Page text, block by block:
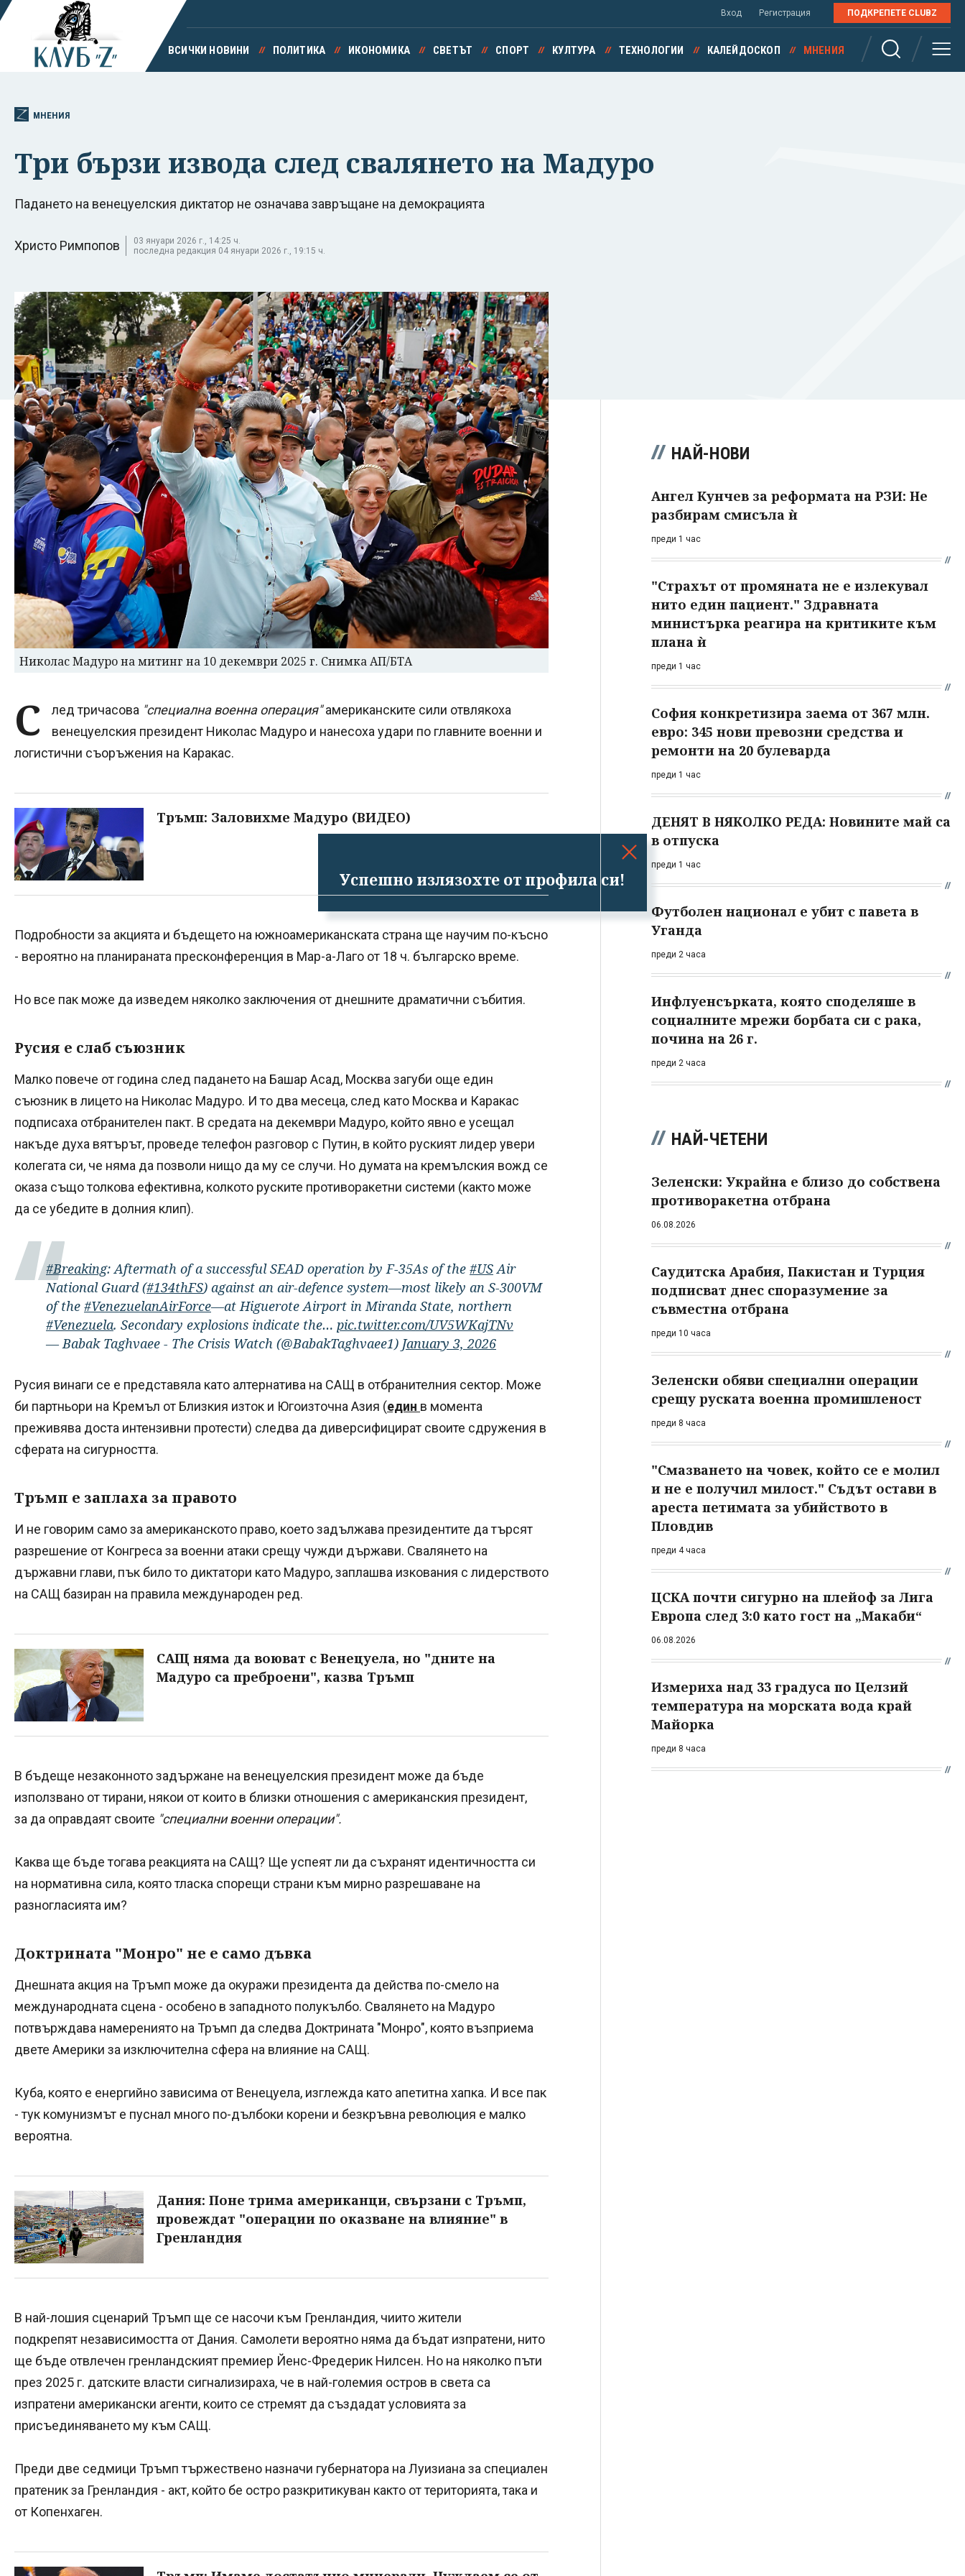
Успешно излязохте от профила си!
Вход Регистрация ПОДКРЕПЕТЕ CLUBZ
ВСИЧКИ НОВИНИ ПОЛИТИКА ИКОНОМИКА СВЕТЪТ СПОРТ КУЛТУРА ТЕХНОЛОГИИ КАЛЕЙДОСКОП МНЕНИЯ
МНЕНИЯ
Три бързи извода след свалянето на Мадуро
Падането на венецуелския диктатор не означава завръщане на демокрацията
Христо Римпопов
03 януари 2026 г., 14:25 ч.
последна редакция 04 януари 2026 г., 19:15 ч.
Николас Мадуро на митинг на 10 декември 2025 г. Снимка АП/БТА
С лед тричасова "специална военна операция"американските сили отвлякоха
венецуелския президент Николас Мадуро и нанесоха удари по главните военни и
логистични съоръжения на Каракас.
Тръмп: Заловихме Мадуро (ВИДЕО)
Подробности за акцията и бъдещето на южноамериканската страна ще научим по-късно
- вероятно на планираната пресконференция в Мар-а-Лаго от 18 ч. българско време.
Но все пак може да изведем няколко заключения от днешните драматични събития.
Русия е слаб съюзник
Малко повече от година след падането на Башар Асад, Москва загуби още един
съюзник в лицето на Николас Мадуро. И то два месеца, след като Москва и Каракас
подписаха отбранителен пакт. В средата на декември Мадуро, който явно е усещал
накъде духа вятърът, проведе телефон разговор с Путин, в който руският лидер увери
колегата си, че няма да позволи нищо да му се случи. Но думата на кремълския вожд се
оказа също толкова ефективна, колкото руските противоракетни системи (както може
да се убедите в долния клип).
#Breaking: Aftermath of a successful SEAD operation by F-35As of the #US Air
National Guard (#134thFS) against an air-defence system—most likely an S-300VM
of the #VenezuelanAirForce—at Higuerote Airport in Miranda State, northern
#Venezuela. Secondary explosions indicate the… pic.twitter.com/UV5WKajTNv
— Babak Taghvaee - The Crisis Watch (@BabakTaghvaee1) January 3, 2026
Русия винаги се е представяла като алтернатива на САЩ в отбранителния сектор. Може
би партньори на Кремъл от Близкия изток и Югоизточна Азия (един в момента
преживява доста интензивни протести) следва да диверсифицират своите сдружения в
сферата на сигурността.
Тръмп е заплаха за правото
И не говорим само за американското право, което задължава президентите да търсят
разрешение от Конгреса за военни атаки срещу чужди държави. Свалянето на
държавни глави, пък било то диктатори като Мадуро, заплашва изкования с лидерството
на САЩ базиран на правила международен ред.
САЩ няма да воюват с Венецуела, но "дните на
Мадуро са преброени", казва Тръмп
В бъдеще незаконното задържане на венецуелския президент може да бъде
използвано от тирани, някои от които в близки отношения с американския президент,
за да оправдаят своите "специални военни операции".
Каква ще бъде тогава реакцията на САЩ? Ще успеят ли да съхранят идентичността си
на нормативна сила, която тласка спорещи страни към мирно разрешаване на
разногласията им?
Доктрината "Монро" не е само дъвка
Днешната акция на Тръмп може да окуражи президента да действа по-смело на
международната сцена - особено в западното полукълбо. Свалянето на Мадуро
потвърждава намерениято на Тръмп да следва Доктрината "Монро", която възприема
двете Америки за изключителна сфера на влияние на САЩ.
Куба, която е енергийно зависима от Венецуела, изглежда като апетитна хапка. И все пак
- тук комунизмът е пуснал много по-дълбоки корени и безкръвна революция е малко
вероятна.
Дания: Поне трима американци, свързани с Тръмп,
провеждат "операции по оказване на влияние" в
Гренландия
В най-лошия сценарий Тръмп ще се насочи към Гренландия, чиито жители
подкрепят независимостта от Дания. Самолети вероятно няма да бъдат изпратени, нито
ще бъде отвлечен гренландският премиер Йенс-Фредерик Нилсен. Но на няколко пъти
през 2025 г. датските власти сигнализираха, че в най-големия остров в света са
изпратени американски агенти, които се стремят да създадат условията за
присъединяването му към САЩ.
Преди две седмици Тръмп тържествено назначи губернатора на Луизиана за специален
пратеник за Гренландия - акт, който бе остро разкритикуван както от територията, така и
от Копенхаген.
НАЙ-НОВИ
Ангел Кунчев за реформата на РЗИ: Не
разбирам смисъла ѝ
преди 1 час
"Страхът от промяната не е излекувал
нито един пациент." Здравната
министърка реагира на критиките към
плана ѝ
преди 1 час
София конкретизира заема от 367 млн.
евро: 345 нови превозни средства и
ремонти на 20 булеварда
преди 1 час
ДЕНЯТ В НЯКОЛКО РЕДА: Новините май са
в отпуска
преди 1 час
Футболен национал е убит с павета в
Уганда
преди 2 часа
Инфлуенсърката, която споделяше в
социалните мрежи борбата си с рака,
почина на 26 г.
преди 2 часа
НАЙ-ЧЕТЕНИ
Зеленски: Украйна е близо до собствена
противоракетна отбрана
06.08.2026
Саудитска Арабия, Пакистан и Турция
подписват днес споразумение за
съвместна отбрана
преди 10 часа
Зеленски обяви специални операции
срещу руската военна промишленост
преди 8 часа
"Смазването на човек, който се е молил
и не е получил милост." Съдът остави в
ареста петимата за убийството в
Пловдив
преди 4 часа
ЦСКА почти сигурно на плейоф за Лига
Европа след 3:0 като гост на „Макаби“
06.08.2026
Измериха над 33 градуса по Целзий
температура на морската вода край
Майорка
преди 8 часа